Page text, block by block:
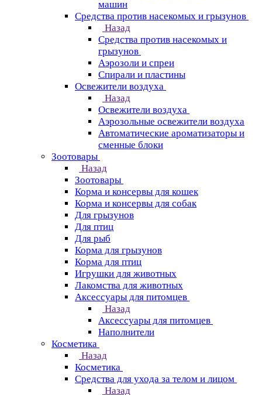
машин
Средства против насекомых и грызунов
Назад
Средства против насекомых и
грызунов
Аэрозоли и спреи
Спирали и пластины
Освежители воздуха
Назад
Освежители воздуха
Аэрозольные освежители воздуха
Автоматические ароматизаторы и
сменные блоки
Зоотовары
Назад
Зоотовары
Корма и консервы для кошек
Корма и консервы для собак
Для грызунов
Для птиц
Для рыб
Корма для грызунов
Корма для птиц
Игрушки для животных
Лакомства для животных
Аксессуары для питомцев
Назад
Аксессуары для питомцев
Наполнители
Косметика
Назад
Косметика
Средства для ухода за телом и лицом
Назад